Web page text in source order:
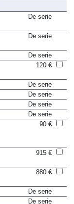
De serie
De serie
De serie
De serie
De serie
De serie